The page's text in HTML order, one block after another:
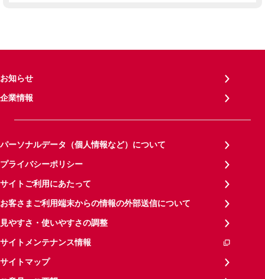
お知らせ
企業情報
パーソナルデータ（個人情報など）について
プライバシーポリシー
サイトご利用にあたって
お客さまご利用端末からの情報の外部送信について
見やすさ・使いやすさの調整
サイトメンテナンス情報
サイトマップ